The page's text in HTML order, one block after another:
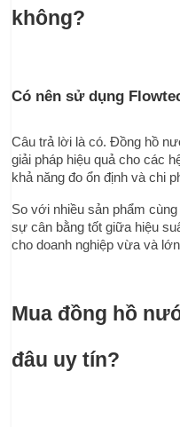
không?
Có nên sử dụng
Câu trả lời là có. Đồng hồ
giải pháp hiệu quả cho các
khả năng đo ổn định và chi
So với nhiều sản phẩm
sự cân bằng tốt giữa hiệu
cho doanh nghiệp vừa và
Mua đồng hồ
đâu uy tín?